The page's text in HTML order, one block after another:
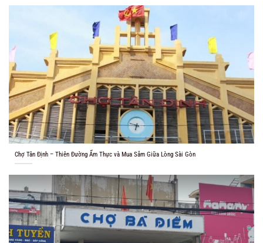
Chợ Tân Định – Thiên Đường Ẩm Thực và Mua Sắm Giữa Lòng Sài Gòn